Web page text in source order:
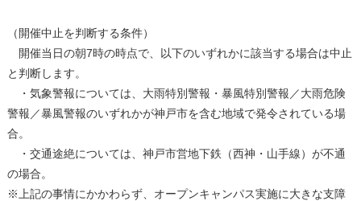
（開催中止を判断する条件）
開催当日の朝7時の時点で、以下のいずれかに該当する場合は中止
と判断します。
・気象警報については、大雨特別警報・暴風特別警報／大雨危険
警報／暴風警報のいずれかが神戸市を含む地域で発令されている場
合。
・交通途絶については、神戸市営地下鉄（西神・山手線）が不通
の場合。
※上記の事情にかかわらず、オープンキャンパス実施に大きな支障